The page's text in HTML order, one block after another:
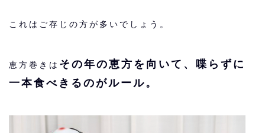
これはご存じの方が多いでしょう。
恵方巻きは その年の恵方を向いて、喋らずに
一本食べきるのがルール。